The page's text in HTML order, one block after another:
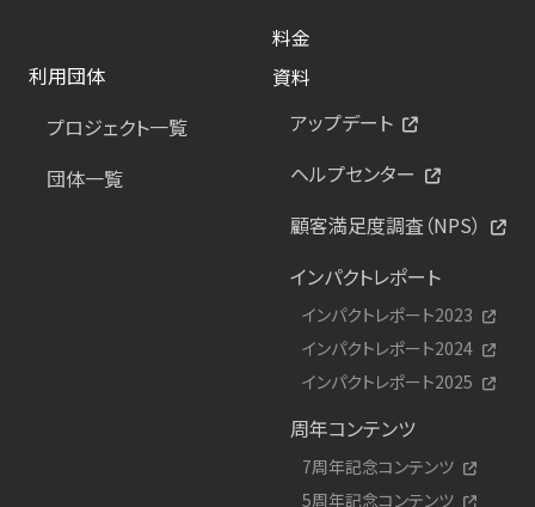
料金
利用団体
プロジェクト一覧
団体一覧
資料
アップデート
ヘルプセンター
顧客満足度調査（NPS）
インパクトレポート
インパクトレポート2023
インパクトレポート2024
インパクトレポート2025
周年コンテンツ
7周年記念コンテンツ
5周年記念コンテンツ